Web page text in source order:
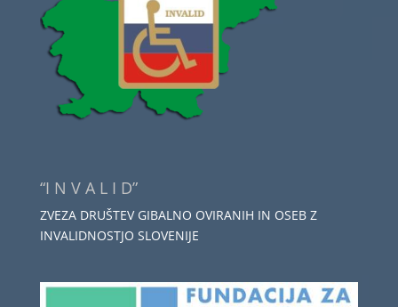
“I N V A L I D”
ZVEZA DRUŠTEV GIBALNO OVIRANIH IN OSEB Z
INVALIDNOSTJO SLOVENIJE